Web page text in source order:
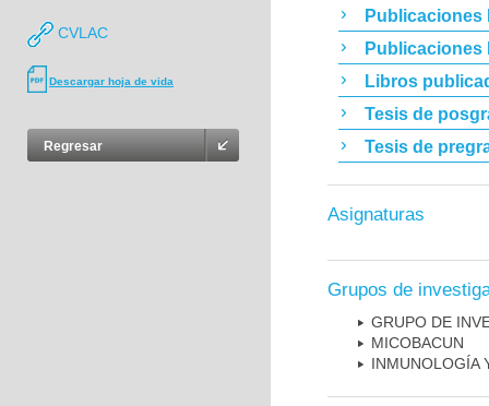
CVLAC
Descargar hoja de vida
Regresar
Publicaciones
Publicaciones
Libros
Tesis de
Tesis de
Asignaturas
Grupos de
GRUPO DE
MICOBAC­UN
INMUNOLOGÍA